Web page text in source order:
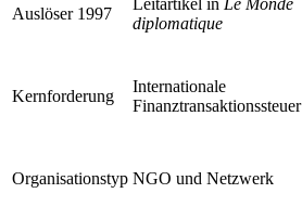
Auslöser 1997
Leitartikel in Le Monde
diplomatique
Kernforderung
Internationale
Finanztransaktionssteuer
Organisationstyp NGO und Netzwerk